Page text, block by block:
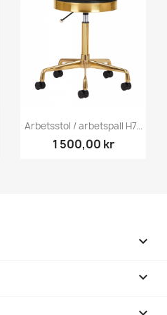
Arbetsstol / arbetspall H7...
1 500,00 kr

